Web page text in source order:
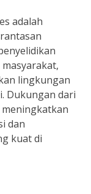
adalah
lingkungan
Dukungan dari
dan
kuat di